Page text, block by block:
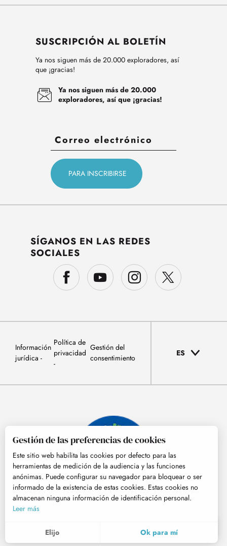
MENÚ
Voir les favoris
Buscar
SUSCRIPCIÓN AL BOLETÍN
Ya nos siguen más de 20.000 exploradores, así
que ¡gracias!
Ya nos siguen más de 20.000
exploradores, así que ¡gracias!
SÍGANOS EN LAS REDES
SOCIALES
Información
jurídica
Política de
privacidad
Gestión del
consentimiento
ES
© Tourisme Hautes-Pyrénées
Gestión de las preferencias de cookies
Este sitio web habilita las cookies por defecto para las
herramientas de medición de la audiencia y las funciones
anónimas. Puede configurar su navegador para bloquear o ser
informado de la existencia de estas cookies. Estas cookies no
almacenan ninguna información de identificación personal.
Leer más
Elijo Ok para mí